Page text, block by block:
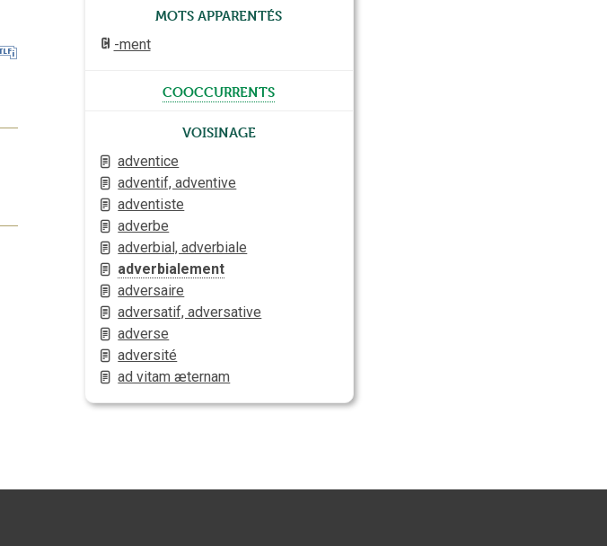
Mots apparentés
-ment
cooccurrents
Voisinage
adventice
adventif, adventive
adventiste
adverbe
adverbial, adverbiale
adverbialement
adversaire
adversatif, adversative
adverse
adversité
ad vitam æternam